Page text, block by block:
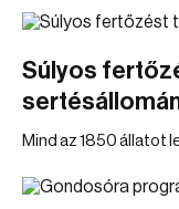
Súlyos
Mind az 1850 állatot